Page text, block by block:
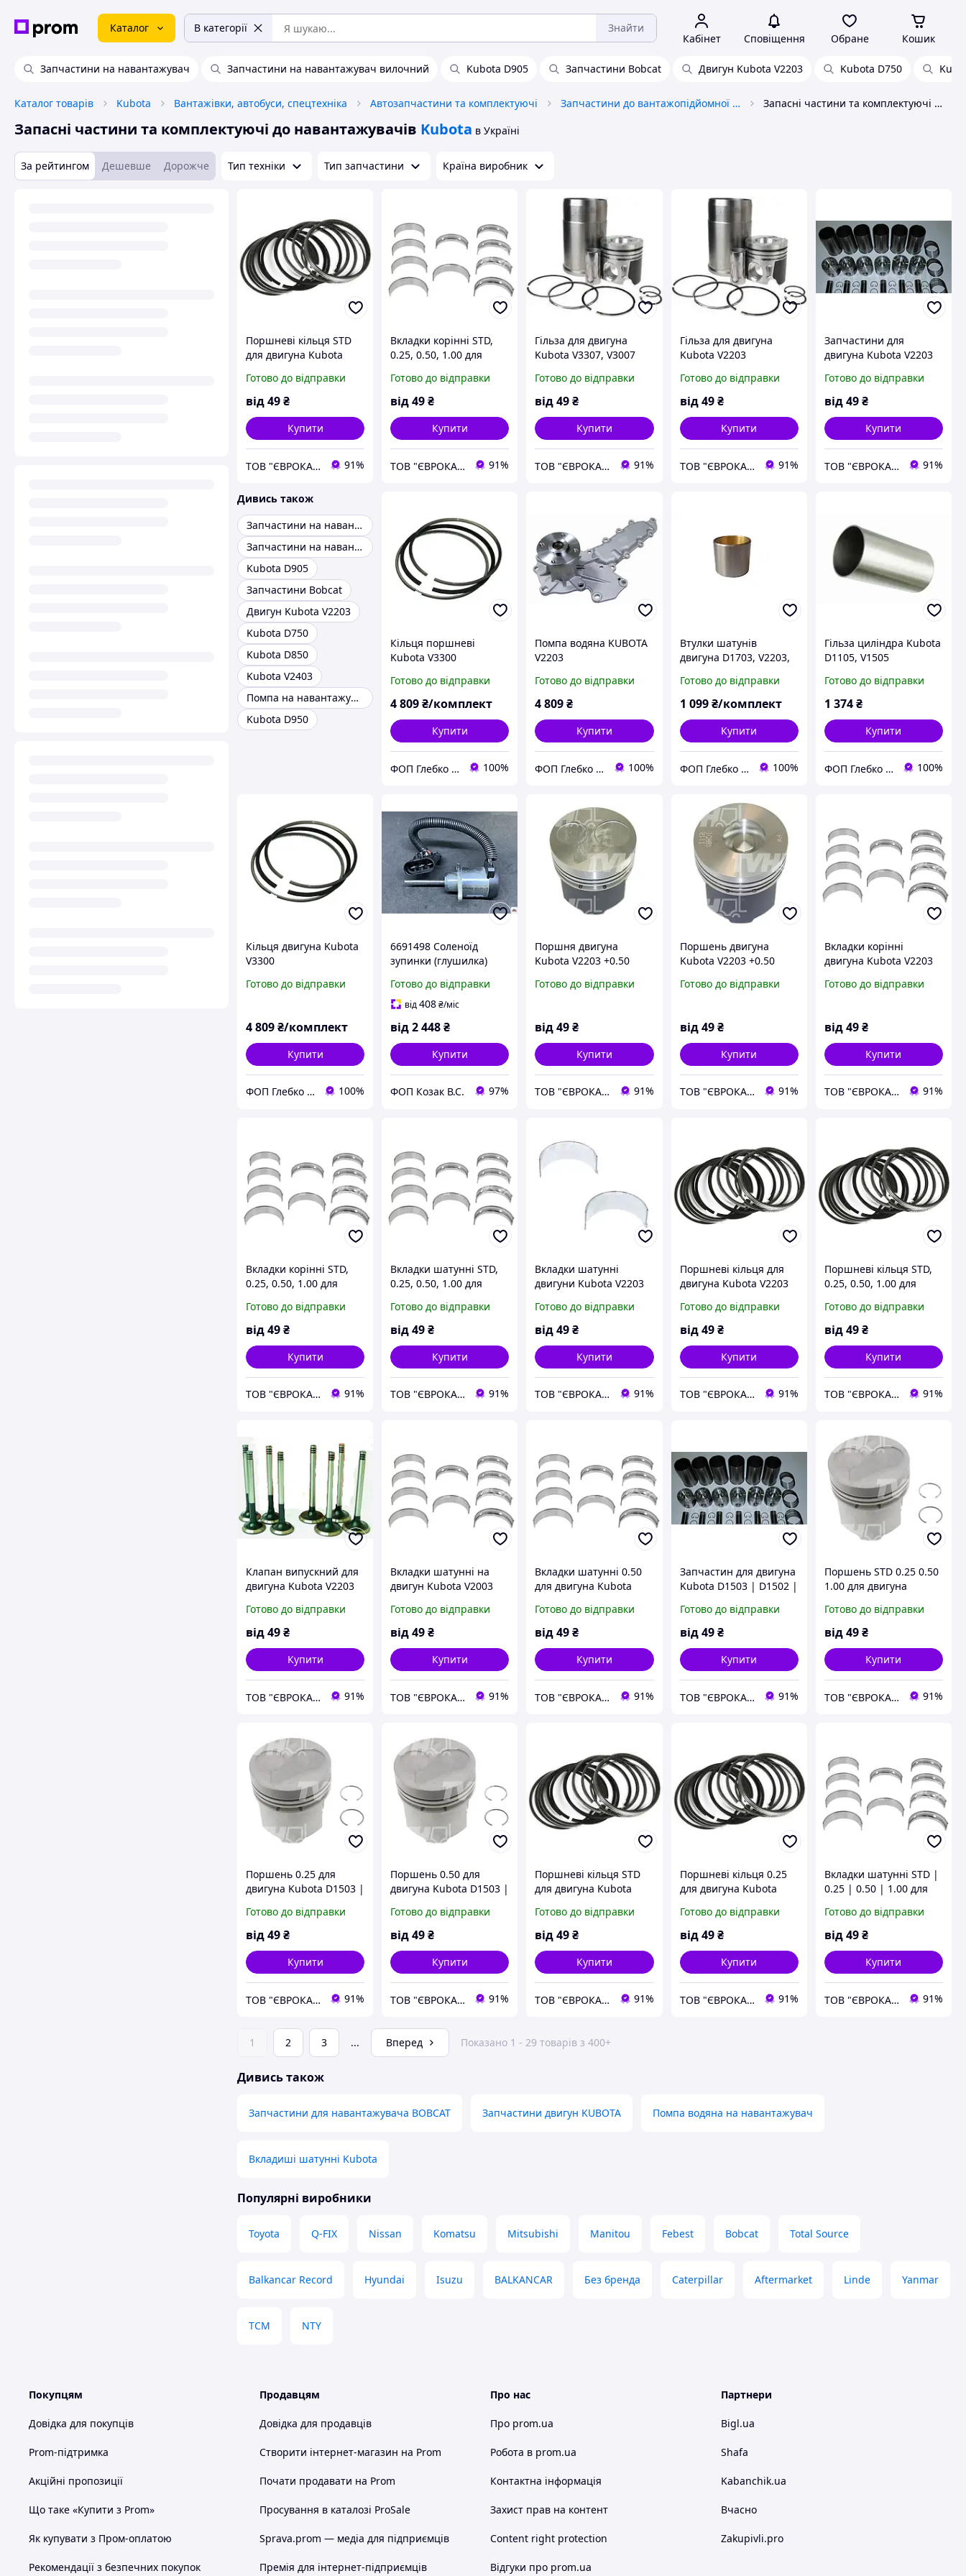
Каталог В категорії Знайти
Кабінет Сповіщення Обране Кошик
Запчастини на навантажувач Запчастини на навантажувач вилочний Kubota D905 Запчастини Bobcat Двигун Kubota V2203 Kubota D750
Каталог товарів Kubota Вантажівки, автобуси, спецтехніка Автозапчастини та комплектуючі Запчастини до вантажопідйомної спецтехніки Запасні частини та комплектуючі до навантажувачів Kubota
Запасні частини та комплектуючі до навантажувачів Kubota в Україні
За рейтингом Дешевше Дорожче Тип техніки Тип запчастини Країна виробник
Поршневі кільця STD
для двигуна Kubota
Готово до відправки
від49₴
Купити
ТОВ "ЄВРОКАР-7" 91%
Вкладки корінні STD,
0.25, 0.50, 1.00 для
V3007
Готово до відправки
від49₴
Купити
ТОВ "ЄВРОКАР-7" 91%
Гільза для двигуна
Kubota V3307, V3007
Готово до відправки
від49₴
Купити
ТОВ "ЄВРОКАР-7" 91%
Гільза для двигуна
Kubota V2203
Готово до відправки
від 49 ₴
Купити
ТОВ "ЄВРОКАР-7" 91%
Запчастини для
двигуна Kubota V2203
Готово до відправки
від49₴
Купити
ТОВ "ЄВРОКАР-7" 91%
Дивись також
Запчастини на навантажувач
Запчастини на навантажувач вилочний
Kubota D905
Запчастини Bobcat
Двигун Kubota V2203
Kubota D750
Kubota D850
Kubota V2403
Помпа на навантажувач TOYOTA
Kubota D950
Кільця поршневі
Kubota V3300
Готово до відправки
4 809₴/комплект
Купити
ФОП Глебко С.Ю. 100%
Помпа водяна KUBOTA
V2203
Готово до відправки
4 809₴
Купити
ФОП Глебко С.Ю. 100%
Втулки шатунів
двигуна D1703, V2203,
Готово до відправки
1 099 ₴/комплект
Купити
ФОП Глебко С.Ю. 100%
Гільза циліндра Kubota
D1105, V1505
Готово до відправки
1 374₴
Купити
ФОП Глебко С.Ю. 100%
Кільця двигуна Kubota
V3300
Готово до відправки
4 809₴/комплект
Купити
ФОП Глебко С.Ю. 100%
6691498 Соленоїд
зупинки (глушилка)
1503ES-12A5UC4S
Готово до відправки
від408₴/міс
від2 448₴
Купити
ФОП Козак В.С. 97%
Поршня двигуна
Kubota V2203 +0.50
Готово до відправки
від49₴
Купити
ТОВ "ЄВРОКАР-7" 91%
Поршень двигуна
Kubota V2203 +0.50
Готово до відправки
від 49 ₴
Купити
ТОВ "ЄВРОКАР-7" 91%
Вкладки корінні
двигуна Kubota V2203
Готово до відправки
від49₴
Купити
ТОВ "ЄВРОКАР-7" 91%
Вкладки корінні STD,
0.25, 0.50, 1.00 для
Готово до відправки
від49₴
Купити
ТОВ "ЄВРОКАР-7" 91%
Вкладки шатунні STD,
0.25, 0.50, 1.00 для
Готово до відправки
від49₴
Купити
ТОВ "ЄВРОКАР-7" 91%
Вкладки шатунні
двигуни Kubota V2203
Готово до відправки
від49₴
Купити
ТОВ "ЄВРОКАР-7" 91%
Поршневі кільця для
двигуна Kubota V2203
Готово до відправки
від 49 ₴
Купити
ТОВ "ЄВРОКАР-7" 91%
Поршневі кільця STD,
0.25, 0.50, 1.00 для
Готово до відправки
від49₴
Купити
ТОВ "ЄВРОКАР-7" 91%
Клапан випускний для
двигуна Kubota V2203
Готово до відправки
від49₴
Купити
ТОВ "ЄВРОКАР-7" 91%
Вкладки шатунні на
двигун Kubota V2003
Готово до відправки
від49₴
Купити
ТОВ "ЄВРОКАР-7" 91%
Вкладки шатунні 0.50
для двигуна Kubota
Готово до відправки
від49₴
Купити
ТОВ "ЄВРОКАР-7" 91%
Запчастин для двигуна
Kubota D1503 | D1502 |
Готово до відправки
від 49 ₴
Купити
ТОВ "ЄВРОКАР-7" 91%
Поршень STD 0.25 0.50
1.00 для двигуна
D1505
Готово до відправки
від49₴
Купити
ТОВ "ЄВРОКАР-7" 91%
Поршень 0.25 для
двигуна Kubota D1503 |
Готово до відправки
від49₴
Купити
ТОВ "ЄВРОКАР-7" 91%
Поршень 0.50 для
двигуна Kubota D1503 |
Готово до відправки
від49₴
Купити
ТОВ "ЄВРОКАР-7" 91%
Поршневі кільця STD
для двигуна Kubota
Готово до відправки
від49₴
Купити
ТОВ "ЄВРОКАР-7" 91%
Поршневі кільця 0.25
для двигуна Kubota
Готово до відправки
від 49 ₴
Купити
ТОВ "ЄВРОКАР-7" 91%
Вкладки шатунні STD |
0.25 | 0.50 | 1.00 для
D1502 | D1505
Готово до відправки
від49₴
Купити
ТОВ "ЄВРОКАР-7" 91%
1 2 3 ... Вперед Показано 1 - 29 товарів з 400+
Дивись також
Запчастини для навантажувача BOBCAT Запчастини двигун KUBOTA Помпа водяна на навантажувач
Вкладиші шатунні Kubota
Популярні виробники
Toyota Q-FIX Nissan Komatsu Mitsubishi Manitou Febest Bobcat Total Source
Balkancar Record Hyundai Isuzu BALKANCAR Без бренда Caterpillar Aftermarket Linde Yanmar
ТСМ NTY
Покупцям
Довідка для покупців
Prom-підтримка
Акційні пропозиції
Що таке «Купити з Prom»
Як купувати з Пром-оплатою
Рекомендації з безпечних покупок
Продавцям
Довідка для продавців
Створити інтернет-магазин на Prom
Почати продавати на Prom
Просування в каталозі ProSale
Sprava.prom — медіа для підприємців
Премія для інтернет-підприємців
Про нас
Про prom.ua
Робота в prom.ua
Контактна інформація
Захист прав на контент
Content right protection
Відгуки про prom.ua
Партнери
Bigl.ua
Shafa
Kabanchik.ua
Вчасно
Zakupivli.pro